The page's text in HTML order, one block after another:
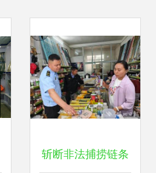
斩断非法捕捞链条